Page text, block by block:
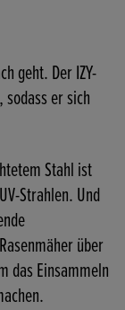
geht. Der IZY-
sodass er sich
Stahl ist
Strahlen. Und
über
das Einsammeln